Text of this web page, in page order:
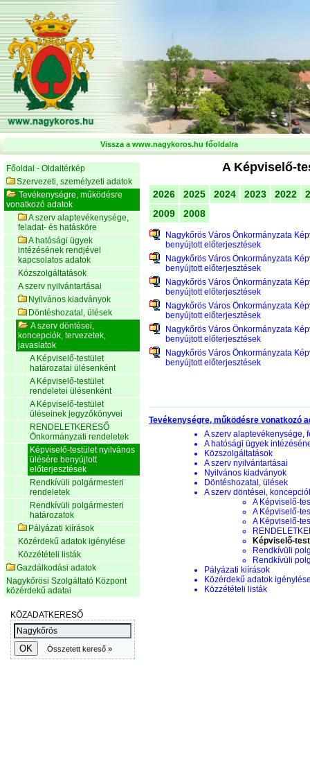
Vissza a www.nagykoros.hu főoldalra
Főoldal - Oldaltérkép
Szervezeti, személyzeti adatok
Tevékenységre, működésre
vonatkozó adatok
A szerv alaptevékenysége,
feladat- és hatásköre
A hatósági ügyek
intézésének rendjével
kapcsolatos adatok
Közszolgáltatások
A szerv nyilvántartásai
Nyilvános kiadványok
Döntéshozatal, ülések
A szerv döntései,
koncepciók, tervezetek,
javaslatok
A Képviselő-testület
határozatai ülésenként
A Képviselő-testület
rendeletei ülésenként
A Képviselő-testület
üléseinek jegyzőkönyvei
RENDELETKERESŐ
Önkormányzati rendeletek
Képviselő-testület nyilvános
ülésére benyújtott
előterjesztések
Rendkívüli polgármesteri
rendeletek
Rendkívüli polgármesteri
határozatok
Pályázati kiírások
Közérdekű adatok igénylése
Közzétételi listák
Gazdálkodási adatok
Nagykőrösi Szolgáltató Központ
közérdekű adatai
A Képviselő-
2026 2025 2024 2023 2022
2009
2008
Nagykőrös Város Önkormányzata
benyújtott előterjesztések
Nagykőrös Város Önkormányzata
benyújtott előterjesztések
Nagykőrös Város Önkormányzata
benyújtott előterjesztések
Nagykőrös Város Önkormányzata
benyújtott előterjesztések
Nagykőrös Város Önkormányzata
benyújtott előterjesztések
Nagykőrös Város Önkormányzata
benyújtott előterjesztések
Tevékenységre, működésre vonatkozó
A szerv alaptevékenysége,
A hatósági ügyek
Közszolgáltatások
A szerv nyilvántartásai
Nyilvános kiadványok
Döntéshozatal, ülések
A szerv döntései,
A Képviselő-
A Képviselő-
A Képviselő-
Képviselő-
Rendkívüli
Rendkívüli
Pályázati kiírások
Közérdekű adatok
Közzétételi listák